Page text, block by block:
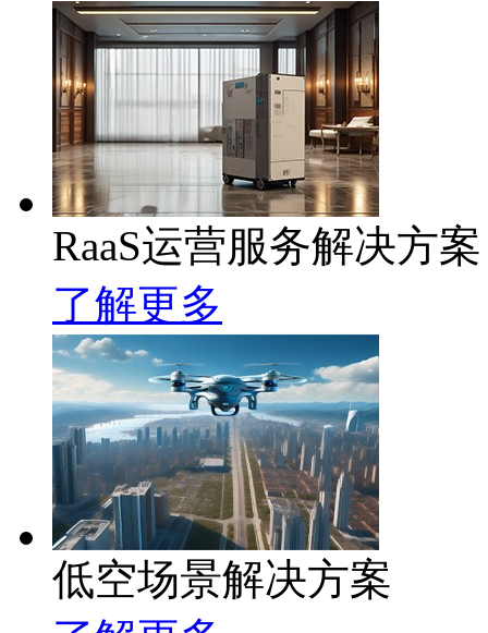
RaaS运营服务解决方案
了解更多
低空场景解决方案